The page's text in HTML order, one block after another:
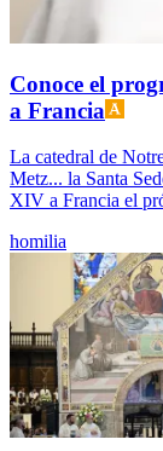
Conoce el
a Francia
La catedral de
Metz... la Santa
XIV a Francia el
homilia